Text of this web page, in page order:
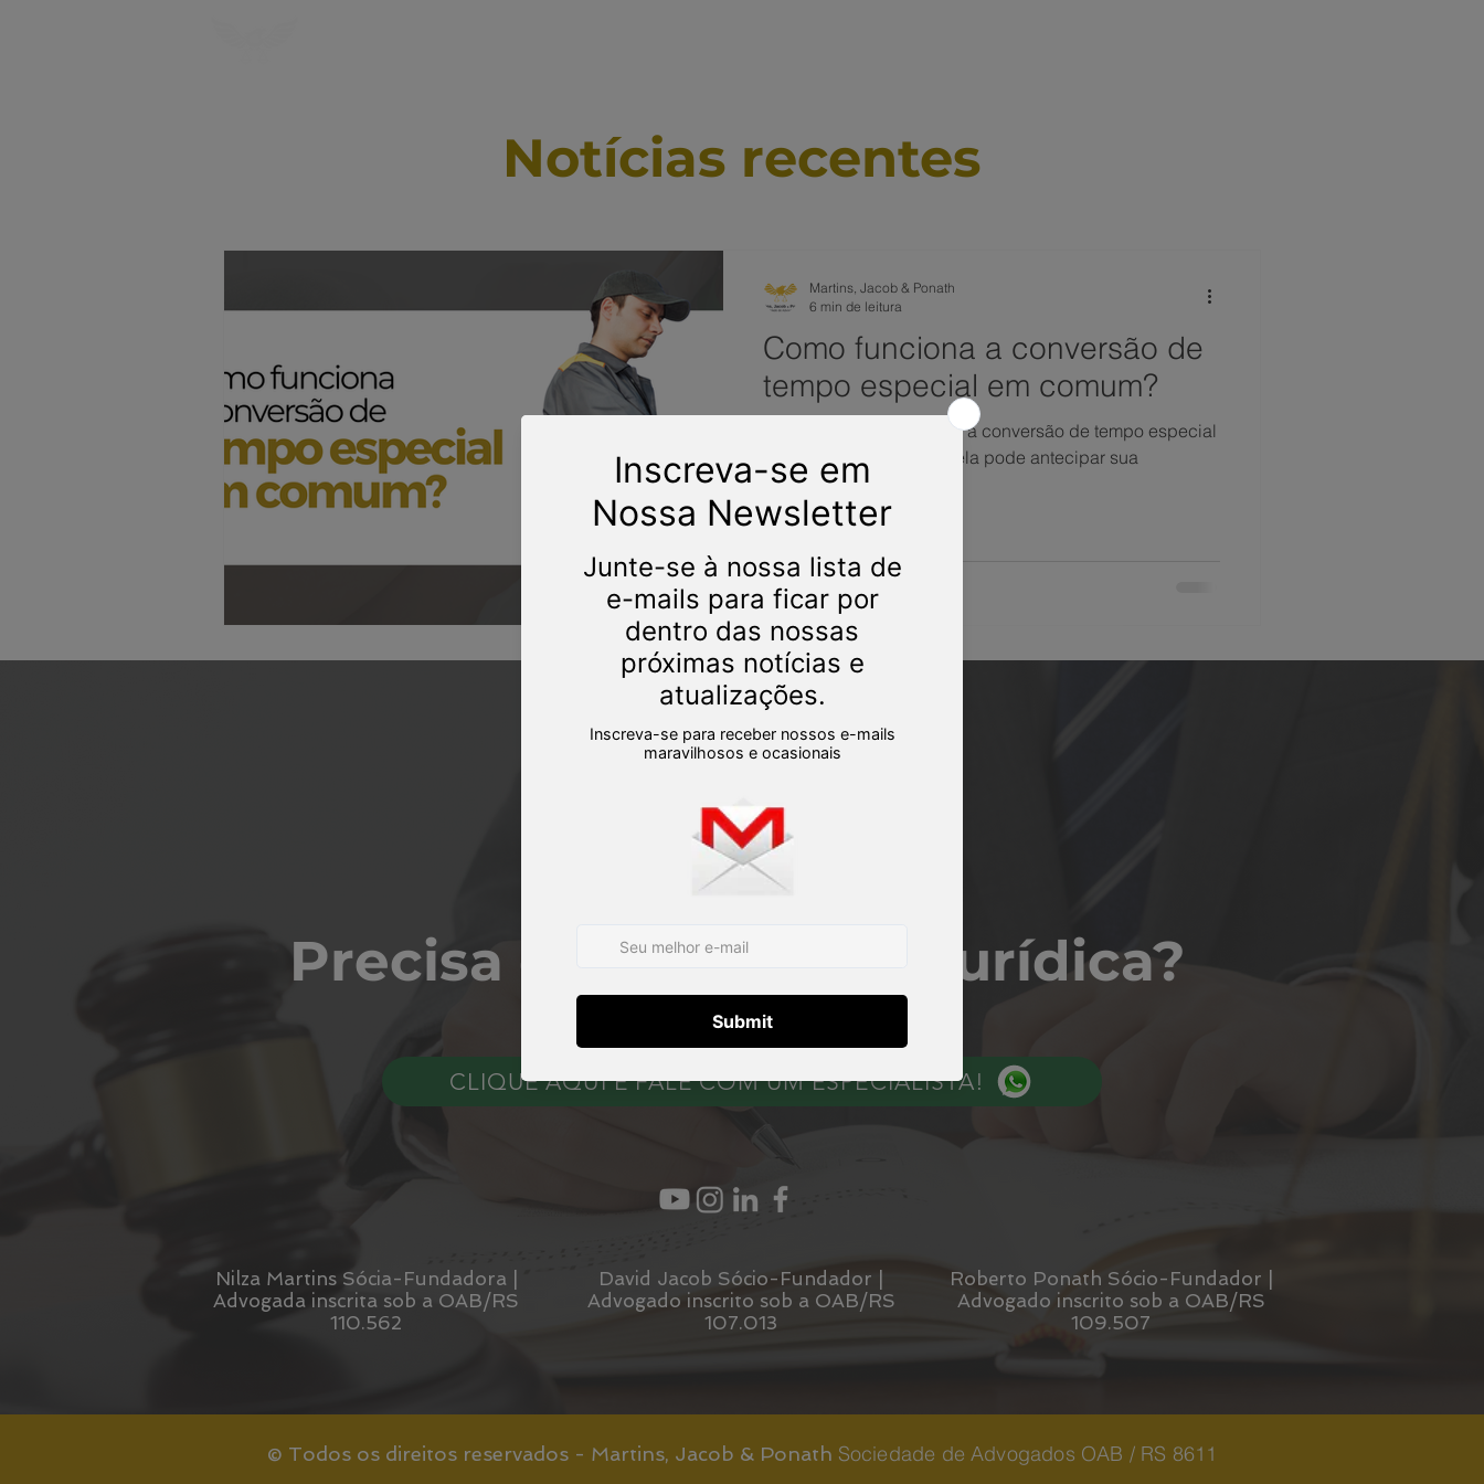
Notícias recentes
Como funciona a conversão de
tempo especial em comum?
Descubra como funciona a conversão de tempo especial
em comum e veja como ela pode antecipar sua
aposentadoria no INSS.
Martins, Jacob & Ponath
6 min de leitura
Precisa de orientação jurídica?
CLIQUE AQUI E FALE COM UM ESPECIALISTA!
Nilza Martins​​ Sócia-Fundadora |
Advogada inscrita sob a OAB/RS
110.562
David Jacob​ Sócio-Fundador |
Advogado inscrito sob a OAB/RS
107.013
Roberto Ponath ​​Sócio-Fundador |
Advogado inscrito sob a OAB/RS
109.507
© Todos os direitos reservados - Martins, Jacob & Ponath Sociedade de Advogados OAB / RS 8611